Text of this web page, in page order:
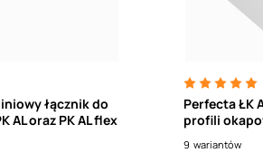
łącznik do
AL oraz PK AL flex
Perfecta ŁK
profili
9 wariantów